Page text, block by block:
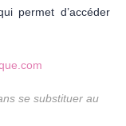
permet d’accéder
se substituer au